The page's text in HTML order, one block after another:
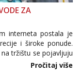
ZA
interneta postala je
i široke ponude.
tržištu se pojavljuju
internetske
Pročitaj više